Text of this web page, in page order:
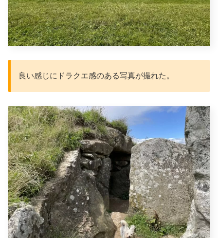
良い感じにドラクエ感のある写真が撮れた。